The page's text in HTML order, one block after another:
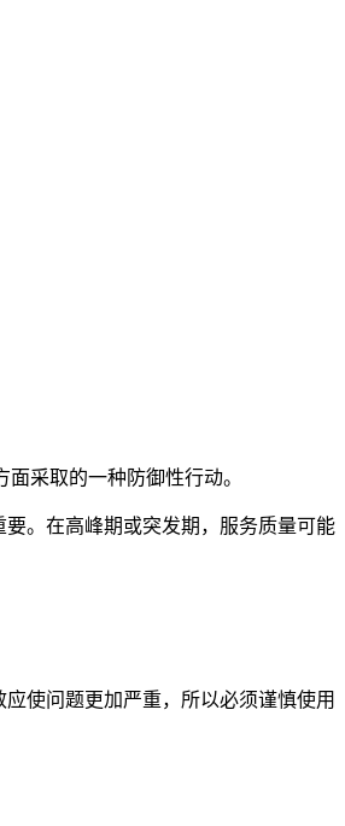
采取的一种防御性行动。
。在高峰期或突发期，服务质量可能
使问题更加严重，所以必须谨慎使用